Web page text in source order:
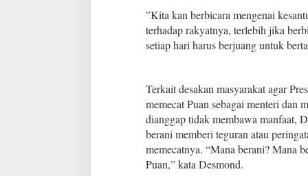
”Kita kan berbicara mengenai
terhadap rakyatnya, terlebih jika
setiap hari harus berjuang untuk
Terkait desakan masyarakat agar
memecat Puan sebagai menteri dan
dianggap tidak membawa manfaat,
berani memberi teguran atau
memecatnya. “Mana berani? Mana
Puan,” kata Desmond.